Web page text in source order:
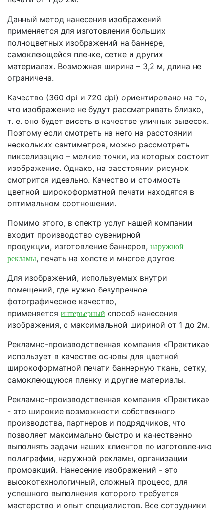
Данный метод нанесения изображений
применяется для изготовления больших
полноцветных изображений на баннере,
самоклеющейся пленке, сетке и других
материалах. Возможная ширина – 3,2 м, длина не
ограничена.
Качество (360 dpi и 720 dpi) ориентировано на то,
что изображение не будут рассматривать близко,
т. е. оно будет висеть в качестве уличных вывесок.
Поэтому если смотреть на него на расстоянии
нескольких сантиметров, можно рассмотреть
пикселизацию – мелкие точки, из которых состоит
изображение. Однако, на расстоянии рисунок
смотрится идеально. Качество и стоимость
цветной широкоформатной печати находятся в
оптимальном соотношении.
Помимо этого, в спектр услуг нашей компании
входит производство сувенирной
продукции, изготовление баннеров, наружной
рекламы, печать на холсте и многое другое.
Для изображений, используемых внутри
помещений, где нужно безупречное
фотографическое качество,
применяется интерьерный способ нанесения
изображения, с максимальной шириной от 1 до 2м.
Рекламно-производственная компания «Практика»
использует в качестве основы для цветной
широкоформатной печати баннерную ткань, сетку,
самоклеющуюся пленку и другие материалы.
Рекламно-производственная компания «Практика»
- это широкие возможности собственного
производства, партнеров и подрядчиков, что
позволяет максимально быстро и качественно
выполнять задачи наших клиентов по изготовлению
полиграфии, наружной рекламы, организации
промоакций. Нанесение изображений - это
высокотехнологичный, сложный процесс, для
успешного выполнения которого требуется
мастерство и опыт специалистов. Все сотрудники